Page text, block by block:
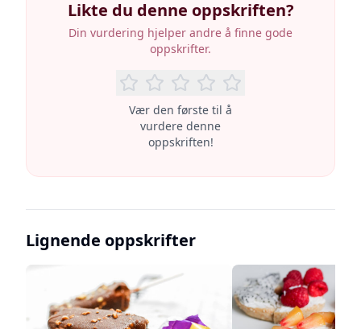
Likte du denne oppskriften?
Din vurdering hjelper andre å finne gode
oppskrifter.
Vær den første til å
vurdere denne
oppskriften!
Lignende oppskrifter